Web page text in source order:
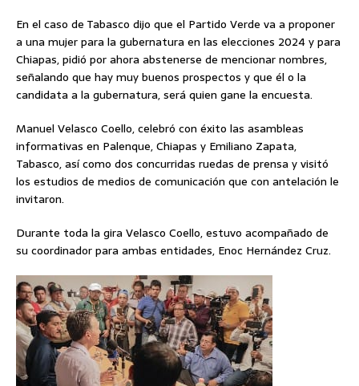
En el caso de Tabasco dijo que el Partido Verde va a proponer
a una mujer para la gubernatura en las elecciones 2024 y para
Chiapas, pidió por ahora abstenerse de mencionar nombres,
señalando que hay muy buenos prospectos y que él o la
candidata a la gubernatura, será quien gane la encuesta.
Manuel Velasco Coello, celebró con éxito las asambleas
informativas en Palenque, Chiapas y Emiliano Zapata,
Tabasco, así como dos concurridas ruedas de prensa y visitó
los estudios de medios de comunicación que con antelación le
invitaron.
Durante toda la gira Velasco Coello, estuvo acompañado de
su coordinador para ambas entidades, Enoc Hernández Cruz.